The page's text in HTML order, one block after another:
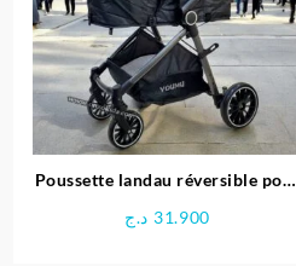
Poussette landau réversible pour
31.900 د.ج